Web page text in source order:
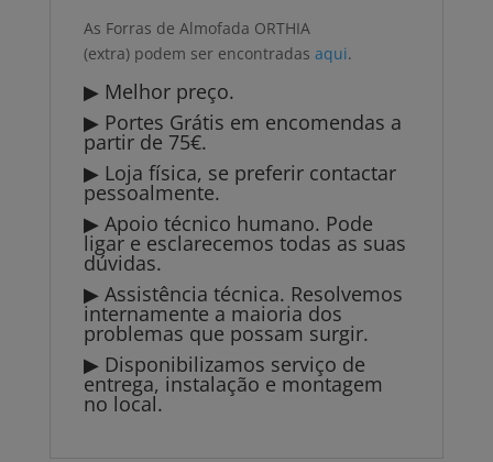
As Forras de Almofada ORTHIA
(extra) podem ser encontradas aqui.
▶ Melhor preço.
▶ Portes Grátis em encomendas a
partir de 75€.
▶ Loja física, se preferir contactar
pessoalmente.
▶ Apoio técnico humano. Pode
ligar e esclarecemos todas as suas
dúvidas.
▶ Assistência técnica. Resolvemos
internamente a maioria dos
problemas que possam surgir.
▶ Disponibilizamos serviço de
entrega, instalação e montagem
no local.